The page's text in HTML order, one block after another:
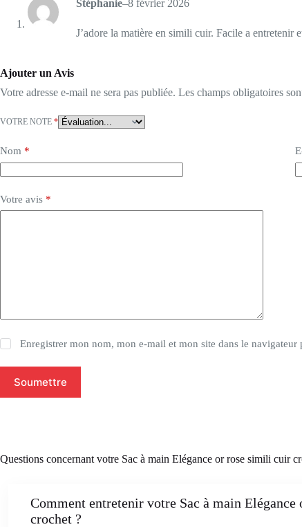
Stéphanie–8 février 2026
J’adore la matière en simili cuir. Facile a
Ajouter un Avis
Votre adresse e-mail ne sera pas publiée. Les champs obligatoires
VOTRE NOTE *
Nom *
Votre avis *
Enregistrer mon nom, mon e-mail et mon site dans le
Soumettre
Questions concernant votre Sac à main Elégance or rose simili cuir
Comment entretenir votre Sac à main
crochet ?